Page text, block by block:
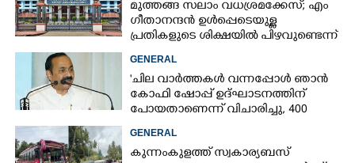
മുത്തങ്ങ സലാം വധശ്രമക്കേസ്; എം
ഗീതാനന്ദൻ ഉൾപ്പെടെയുള്ള
പ്രതികളുടെ ശിക്ഷയിൽ പിഴവുണ്ടെന്ന്
GENERAL
'ചില വാർത്തകൾ വന്നപ്പോൾ ഞാൻ
കോഫി ഷോപ്പ് ഉദ്ഘാടനത്തിന്
പോയതാണെന്ന് വിചാരിച്ചു, 400
GENERAL
കുന്നംകുളത്ത് സ്വകാര്യബസ്